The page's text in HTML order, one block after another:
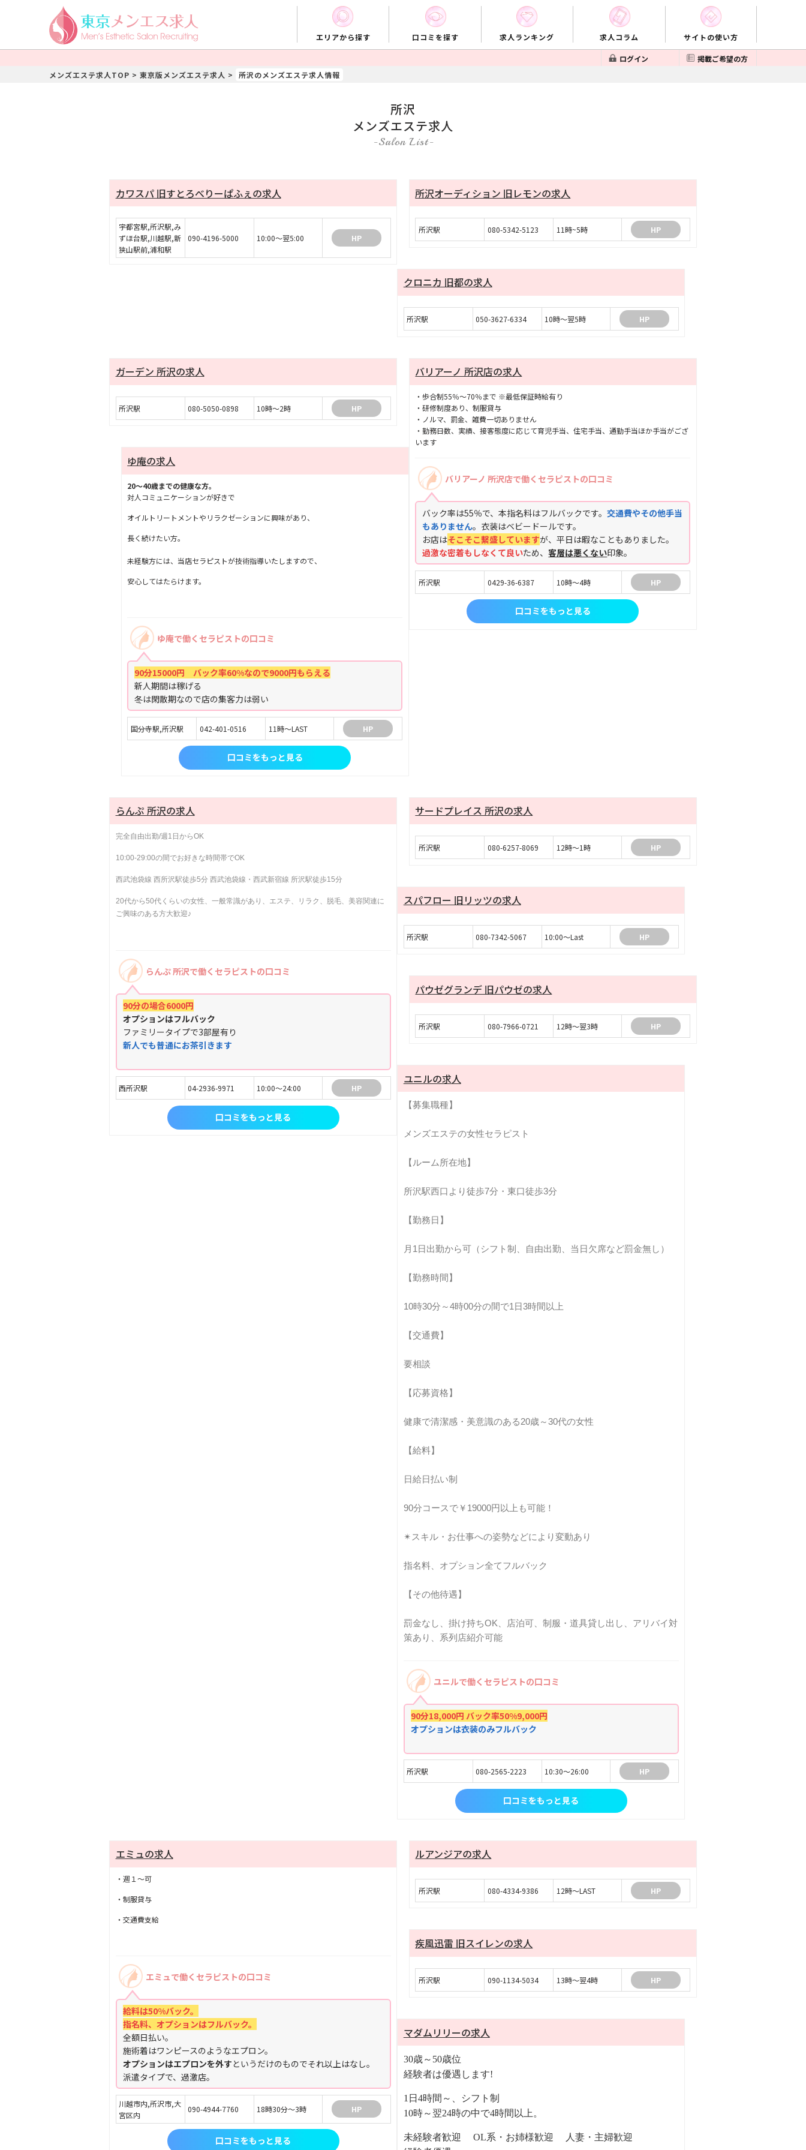
エリアから探す 口コミを探す 求人ランキング 求人コラム サイトの使い方
ログイン
掲載ご希望の方
メンズエステ求人TOP > 東京版メンズエステ求人 > 所沢のメンズエステ求人情報
所沢
メンズエステ求人
Salon List
カワスパ 旧すとろべりーぱふぇの求人
宇都宮駅,所沢駅,み
ずほ台駅,川越駅,新
狭山駅前,浦和駅
090-4196-5000 10:00～翌5:00 HP
所沢オーディション 旧レモンの求人
所沢駅 080-5342-5123 11時~5時 HP
クロニカ 旧都の求人
所沢駅 050-3627-6334 10時～翌5時 HP
バリアーノ 所沢店の求人
・歩合制55％〜70％まで ※最低保証時給有り
・研修制度あり、制服貸与
・ノルマ、罰金、雑費一切ありません
・勤務日数、実績、接客態度に応じて育児手当、住宅手当、通勤手当ほか手当がござ
います
バリアーノ 所沢店で働くセラピストの口コミ
バック率は55％で、本指名料はフルバックです。交通費やその他手当
もありません。衣装はベビードールです。
お店はそこそこ繫盛していますが、平日は暇なこともありました。
過激な密着もしなくて良いため、客層は悪くない印象。
所沢駅 0429-36-6387 10時～4時 HP
口コミをもっと見る
ガーデン 所沢の求人
所沢駅 080-5050-0898 10時～2時 HP
ゆ庵の求人
20～40歳までの健康な方。
対人コミュニケーションが好きで
オイルトリートメントやリラクゼーションに興味があり、
長く続けたい方。
未経験方には、当店セラピストが技術指導いたしますので、
安心してはたらけます。
ゆ庵で働くセラピストの口コミ
90分15000円 バック率60%なので9000円もらえる
新人期間は稼げる
冬は閑散期なので店の集客力は弱い
国分寺駅,所沢駅 042-401-0516 11時〜LAST HP
口コミをもっと見る
らんぷ 所沢の求人
完全自由出勤/週1日からOK
10:00-29:00の間でお好きな時間帯でOK
西武池袋線 西所沢駅徒歩5分 西武池袋線・西武新宿線 所沢駅徒歩15分
20代から50代くらいの女性、一般常識があり、エステ、リラク、脱毛、美容関連に
ご興味のある方大歓迎♪
らんぷ 所沢で働くセラピストの口コミ
90分の場合6000円
オプションはフルバック
ファミリータイプで3部屋有り
新人でも普通にお茶引きます
西所沢駅 04-2936-9971 10:00～24:00 HP
口コミをもっと見る
サードプレイス 所沢の求人
所沢駅 080-6257-8069 12時～1時 HP
スパフロー 旧リッツの求人
所沢駅 080-7342-5067 10:00～Last HP
パウゼグランデ 旧パウゼの求人
所沢駅 080-7966-0721 12時～翌3時 HP
ユニルの求人
【募集職種】
メンズエステの女性セラピスト
【ルーム所在地】
所沢駅西口より徒歩7分・東口徒歩3分
【勤務日】
月1日出勤から可（シフト制、自由出勤、当日欠席など罰金無し）
【勤務時間】
10時30分～4時00分の間で1日3時間以上
【交通費】
要相談
【応募資格】
健康で清潔感・美意識のある20歳～30代の女性
【給料】
日給日払い制
90分コースで￥19000円以上も可能！
✴︎スキル・お仕事への姿勢などにより変動あり
指名料、オプション全てフルバック
【その他待遇】
罰金なし、掛け持ちOK、店泊可、制服・道具貸し出し、アリバイ対
策あり、系列店紹介可能
ユニルで働くセラピストの口コミ
90分18,000円 バック率50%9,000円
オプションは衣装のみフルバック
所沢駅 080-2565-2223 10:30～26:00 HP
口コミをもっと見る
ルアンジアの求人
所沢駅 080-4334-9386 12時～LAST HP
エミュの求人
・週１〜可
・制服貸与
・交通費支給
エミュで働くセラピストの口コミ
給料は50%バック。
指名料、オプションはフルバック。
全額日払い。
施術着はワンピースのようなエプロン。
オプションはエプロンを外すというだけのものでそれ以上はなし。
派遣タイプで、過激店。
川越市内,所沢市,大
宮区内
090-4944-7760 18時30分〜3時 HP
口コミをもっと見る
疾風迅雷 旧スイレンの求人
所沢駅 090-1134-5034 13時～翌4時 HP
マダムリリーの求人
30歳～50歳位
経験者は優遇します!
1日4時間～、シフト制
10時～翌24時の中で4時間以上。
未経験者歓迎 OL系・お姉様歓迎
人妻・主婦歓迎